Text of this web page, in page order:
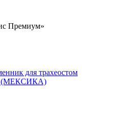
Премиум»
для трахеостом
(МЕКСИКА)